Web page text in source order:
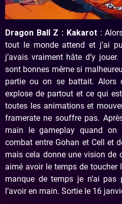
Dragon Ball Z : Kakarot:
tout le monde attend et j’ai
j’avais vraiment hâte d’y
sont bonnes même si
partie ou on se battait. Alors
explose de partout et ce qui
toutes les animations et
framerate ne souffre pas.
main le gameplay quand on
combat entre Gohan et Cell et
mais cela donne une vision de
aimé avoir le temps de toucher
manque de temps je n’ai pas
l’avoir en main. Sortie le 16